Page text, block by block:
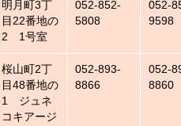
明月町3丁
目22番地の
2 1号室
052-852-
5808
052-
9598
桜山町2丁
目48番地の
1 ジュネ
コキアージ
052-893-
8866
052-
8860